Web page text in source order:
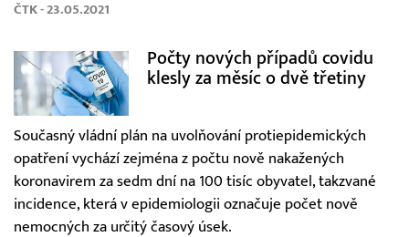
ČTK - 23.05.2021
Počty nových případů covidu
klesly za měsíc o dvě třetiny
Současný vládní plán na uvolňování protiepidemických
opatření vychází zejména z počtu nově nakažených
koronavirem za sedm dní na 100 tisíc obyvatel, takzvané
incidence, která v epidemiologii označuje počet nově
nemocných za určitý časový úsek.